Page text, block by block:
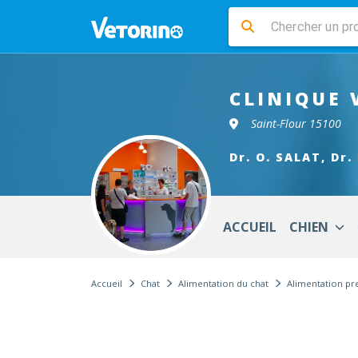
CLINIQUE
Saint-Flour 15100
Dr. O. SALAT, Dr.
ACCUEIL CHIEN
Accueil Chat Alimentation du chat Alimentation